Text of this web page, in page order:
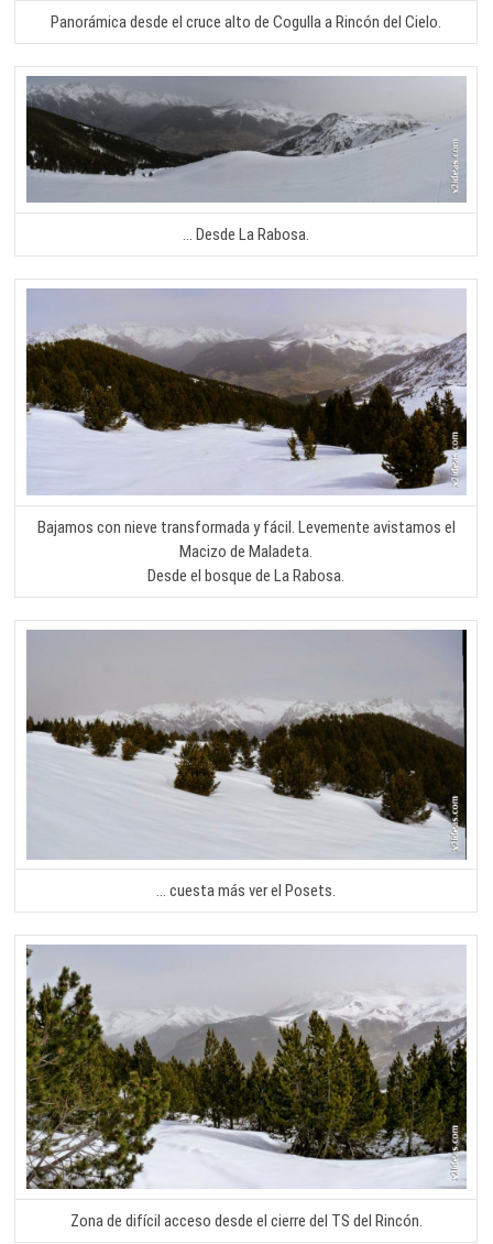
Panorámica desde el cruce alto de Cogulla a Rincón del Cielo.
… Desde La Rabosa.
Bajamos con nieve transformada y fácil. Levemente avistamos el
Macizo de Maladeta.
Desde el bosque de La Rabosa.
… cuesta más ver el Posets.
Zona de difícil acceso desde el cierre del TS del Rincón.